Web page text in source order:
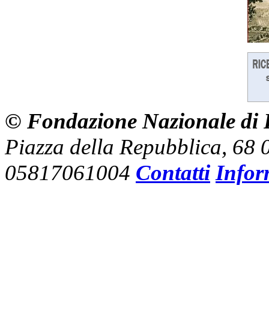
© Fondazione Nazionale di
Piazza della Repubblica, 68
05817061004 Contatti